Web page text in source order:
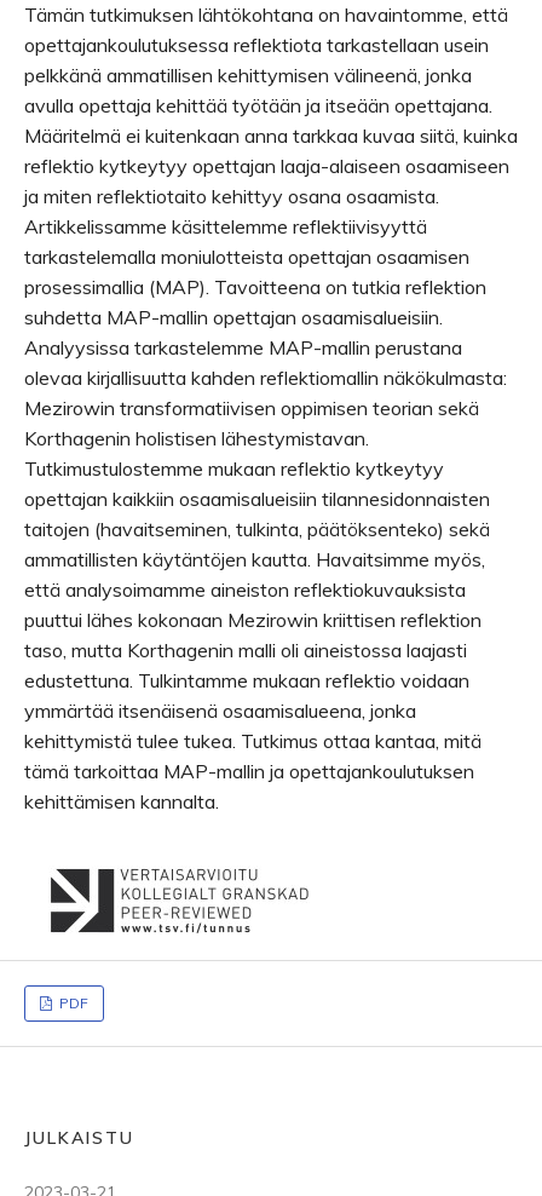
Tämän tutkimuksen lähtökohtana on havaintomme, että
opettajankoulutuksessa reflektiota tarkastellaan usein
pelkkänä ammatillisen kehittymisen välineenä, jonka
avulla opettaja kehittää työtään ja itseään opettajana.
Määritelmä ei kuitenkaan anna tarkkaa kuvaa siitä, kuinka
reflektio kytkeytyy opettajan laaja-alaiseen osaamiseen
ja miten reflektiotaito kehittyy osana osaamista.
Artikkelissamme käsittelemme reflektiivisyyttä
tarkastelemalla moniulotteista opettajan osaamisen
prosessimallia (MAP). Tavoitteena on tutkia reflektion
suhdetta MAP-mallin opettajan osaamisalueisiin.
Analyysissa tarkastelemme MAP-mallin perustana
olevaa kirjallisuutta kahden reflektiomallin näkökulmasta:
Mezirowin transformatiivisen oppimisen teorian sekä
Korthagenin holistisen lähestymistavan.
Tutkimustulostemme mukaan reflektio kytkeytyy
opettajan kaikkiin osaamisalueisiin tilannesidonnaisten
taitojen (havaitseminen, tulkinta, päätöksenteko) sekä
ammatillisten käytäntöjen kautta. Havaitsimme myös,
että analysoimamme aineiston reflektiokuvauksista
puuttui lähes kokonaan Mezirowin kriittisen reflektion
taso, mutta Korthagenin malli oli aineistossa laajasti
edustettuna. Tulkintamme mukaan reflektio voidaan
ymmärtää itsenäisenä osaamisalueena, jonka
kehittymistä tulee tukea. Tutkimus ottaa kantaa, mitä
tämä tarkoittaa MAP-mallin ja opettajankoulutuksen
kehittämisen kannalta.
PDF
JULKAISTU